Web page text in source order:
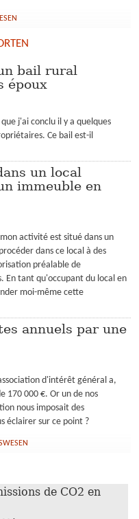
bail rural
époux
j'ai conclu il y a quelques
Ce bail est-il
un local
immeuble en
activité est situé dans un
dans ce local à des
préalable de
En tant qu'occupant du local en
moi-même cette
annuels par une
d'intérêt général a,
170 000 €. Or un de nos
nous imposait des
éclairer sur ce point ?
de CO2 en